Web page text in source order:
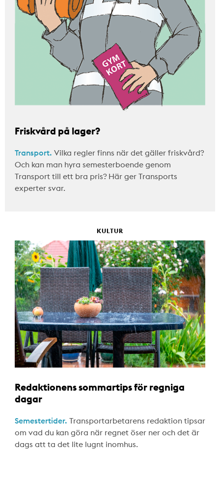
Friskvård på lager?
Transport. Vilka regler finns när det gäller friskvård?
Och kan man hyra semesterboende genom
Transport till ett bra pris? Här ger Transports
experter svar.
KULTUR
Redaktionens sommartips för regniga
dagar
Semestertider. Transportarbetarens redaktion tipsar
om vad du kan göra när regnet öser ner och det är
dags att ta det lite lugnt inomhus.